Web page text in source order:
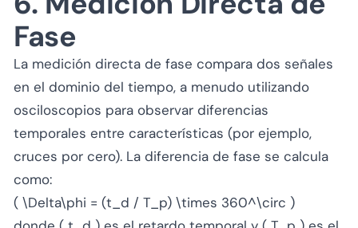
Fase
La medición directa de fase compara dos señales
en el dominio del tiempo, a menudo utilizando
osciloscopios para observar diferencias
temporales entre características (por ejemplo,
cruces por cero). La diferencia de fase se calcula
como:
( \Delta\phi = (t_d / T_p) \times 360^\circ )